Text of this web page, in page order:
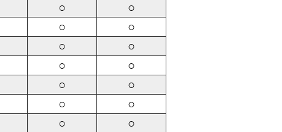
○ ○
○ ○
○ ○
○ ○
○ ○
○ ○
○ ○